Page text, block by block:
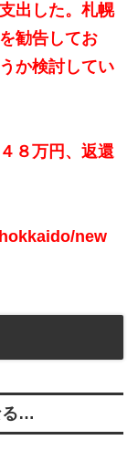
出した。札幌
勧告してお
か検討してい
８万円、返還
new
る…